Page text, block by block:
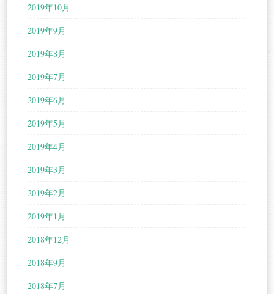
2019年10月
2019年9月
2019年8月
2019年7月
2019年6月
2019年5月
2019年4月
2019年3月
2019年2月
2019年1月
2018年12月
2018年9月
2018年7月